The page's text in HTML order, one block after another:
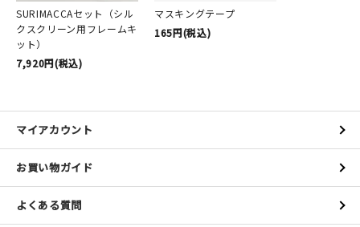
SURIMACCAセット（シル
クスクリーン用フレームキ
ット）
7,920円(税込)
マスキングテープ
165円(税込)
マイアカウント
お買い物ガイド
よくある質問